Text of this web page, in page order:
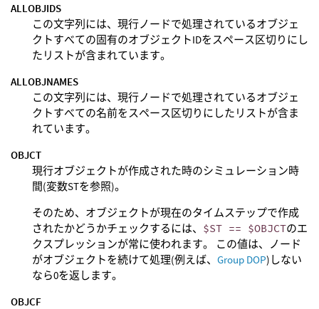
ALLOBJIDS
この文字列には、現行ノードで処理されているオブジェ
クトすべての固有のオブジェクトIDをスペース区切りにし
たリストが含まれています。
ALLOBJNAMES
この文字列には、現行ノードで処理されているオブジェ
クトすべての名前をスペース区切りにしたリストが含ま
れています。
OBJCT
現行オブジェクトが作成された時のシミュレーション時
間(変数STを参照)。
そのため、オブジェクトが現在のタイムステップで作成
されたかどうかチェックするには、 $ST == $OBJCTのエ
クスプレッションが常に使われます。 この値は、ノード
がオブジェクトを続けて処理(例えば、 Group DOP)しない
なら0を返します。
OBJCF